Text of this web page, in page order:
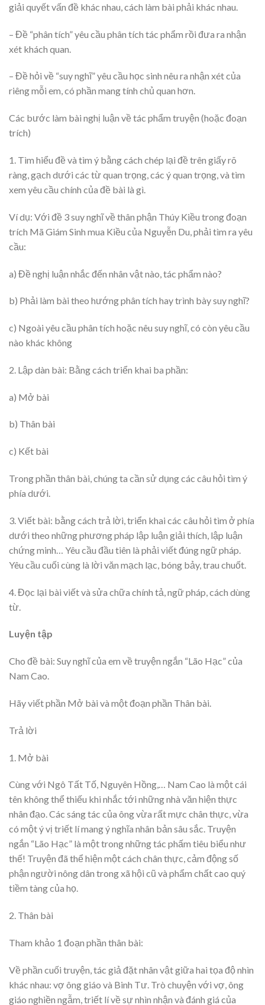
giải quyết vấn đề khác nhau, cách làm bài phải khác nhau.
– Đề “phân tích” yêu cầu phân tích tác phẩm rồi đưa ra nhận
xét khách quan.
– Đề hỏi về “suy nghĩ” yêu cầu học sinh nêu ra nhận xét của
riêng mỗi em, có phần mang tính chủ quan hơn.
Các bước làm bài nghị luận về tác phẩm truyện (hoặc đoạn
trích)
1. Tìm hiểu đề và tìm ý bằng cách chép lại đề trên giấy rõ
ràng, gạch dưới các từ quan trọng, các ý quan trọng, và tìm
xem yêu cầu chính của đề bài là gì.
Ví dụ: Với đề 3 suy nghĩ về thân phận Thúy Kiều trong đoạn
trích Mã Giám Sinh mua Kiều của Nguyễn Du, phải tìm ra yêu
cầu:
a) Đề nghị luận nhắc đến nhân vật nào, tác phẩm nào?
b) Phải làm bài theo hướng phân tích hay trình bày suy nghĩ?
c) Ngoài yêu cầu phân tích hoặc nêu suy nghĩ, có còn yêu cầu
nào khác không
2. Lập dàn bài: Bằng cách triển khai ba phần:
a) Mở bài
b) Thân bài
c) Kết bài
Trong phần thân bài, chúng ta cần sử dụng các câu hỏi tìm ý
phía dưới.
3. Viết bài: bằng cách trả lời, triển khai các câu hỏi tìm ở phía
dưới theo những phương pháp lập luận giải thích, lập luận
chứng minh… Yêu cầu đầu tiên là phải viết đúng ngữ pháp.
Yêu cầu cuối cùng là lời văn mạch lạc, bóng bảy, trau chuốt.
4. Đọc lại bài viết và sửa chữa chính tả, ngữ pháp, cách dùng
từ.
Luyện tập
Cho đề bài: Suy nghĩ của em về truyện ngắn “Lão Hạc” của
Nam Cao.
Hãy viết phần Mở bài và một đoạn phần Thân bài.
Trả lời
1. Mở bài
Cùng với Ngô Tất Tố, Nguyên Hồng,… Nam Cao là một cái
tên không thể thiếu khi nhắc tới những nhà văn hiện thực
nhân đạo. Các sáng tác của ông vừa rất mực chân thực, vừa
có một ý vị triết lí mang ý nghĩa nhân bản sâu sắc. Truyện
ngắn “Lão Hạc” là một trong những tác phấm tiêu biểu như
thế! Truyện đã thể hiện một cách chân thực, cảm động số
phận người nông dân trong xã hội cũ và phẩm chất cao quý
tiềm tàng của họ.
2. Thân bài
Tham khảo 1 đoạn phần thân bài:
Về phần cuối truyện, tác giả đặt nhân vật giữa hai tọa độ nhìn
khác nhau: vợ ông giáo và Binh Tư. Trò chuyện với vợ, ông
giáo nghiền ngẫm, triết lí về sự nhìn nhận và đánh giá của